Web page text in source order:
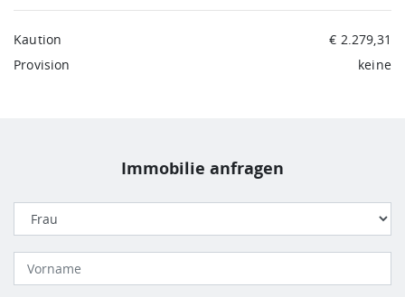
Kaution
€ 2.279,31
Provision
keine
Immobilie anfragen